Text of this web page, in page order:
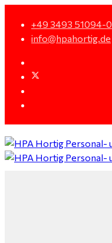
+49 3493 51094-0
info@hpahortig.de